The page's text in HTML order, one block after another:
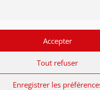
Accepter
Tout refuser
Enregistrer les